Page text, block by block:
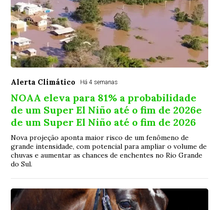
Alerta Climático Há 4 semanas
NOAA eleva para 81% a probabilidade
de um Super El Niño até o fim de 2026e
de um Super El Niño até o fim de 2026
Nova projeção aponta maior risco de um fenômeno de
grande intensidade, com potencial para ampliar o volume de
chuvas e aumentar as chances de enchentes no Rio Grande
do Sul.